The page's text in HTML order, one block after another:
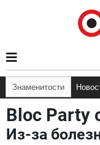
Знаменитости
Bloc Party
Из-за